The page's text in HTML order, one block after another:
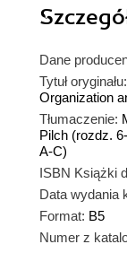
Dane
Tytuł oryginału:
Organization
Tłumaczenie:
Pilch (rozdz.
A-C)
ISBN Książki
Data wydania
Format: B5
Numer z